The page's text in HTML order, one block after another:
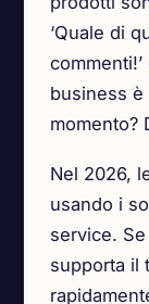
‘Quale di
business
momento?
Nel 2026,
usando i
service.
supporta il